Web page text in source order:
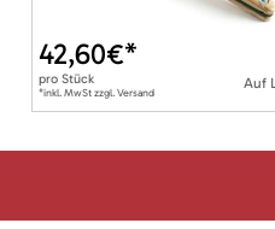
Auf
42,60€*
pro Stück
*inkl. MwSt zzgl. Versand